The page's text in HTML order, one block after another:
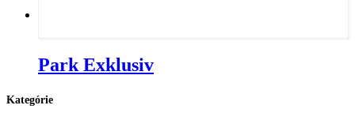
Park Exklusiv
Kategórie